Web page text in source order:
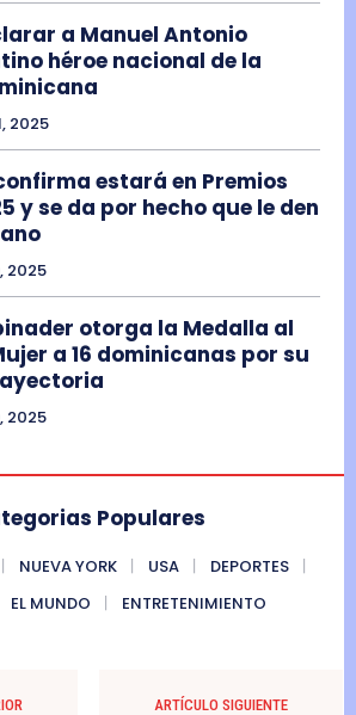
a Manuel Antonio
héroe nacional de la
2025
estará en Premios
y se da por hecho que le den
2025
otorga la Medalla al
a 16 dominicanas por su
2025
Populares
NUEVA YORK USA
DEPORTES
EL MUNDO ENTRETENIMIENTO
ARTÍCULO SIGUIENTE